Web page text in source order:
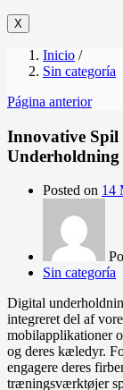
X
Inicio /
Sin categoría
Página anterior
Innovative
Underholdning
Posted on 14
Sin categoría
Digital
integreret del af
mobilapplikationer
og deres kæledyr.
engagere deres
træningsværktøjer